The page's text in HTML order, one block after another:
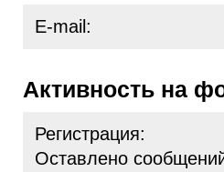
E-mail:
Активность на
Регистрация:
Оставлено